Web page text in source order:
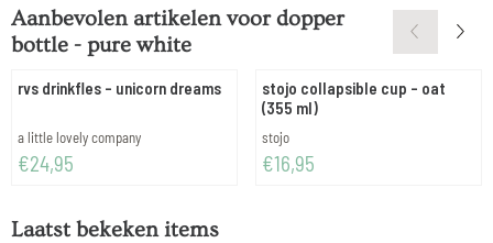
Aanbevolen artikelen voordopper
bottle - pure white
rvs drinkfles - unicorn dreams
Merk:
a little lovely company
Prijs: 24,95
€24,95
stojo collapsible cup - oat
(355 ml)
Merk:
stojo
Prijs: 16,95
€16,95
Laatst bekeken items